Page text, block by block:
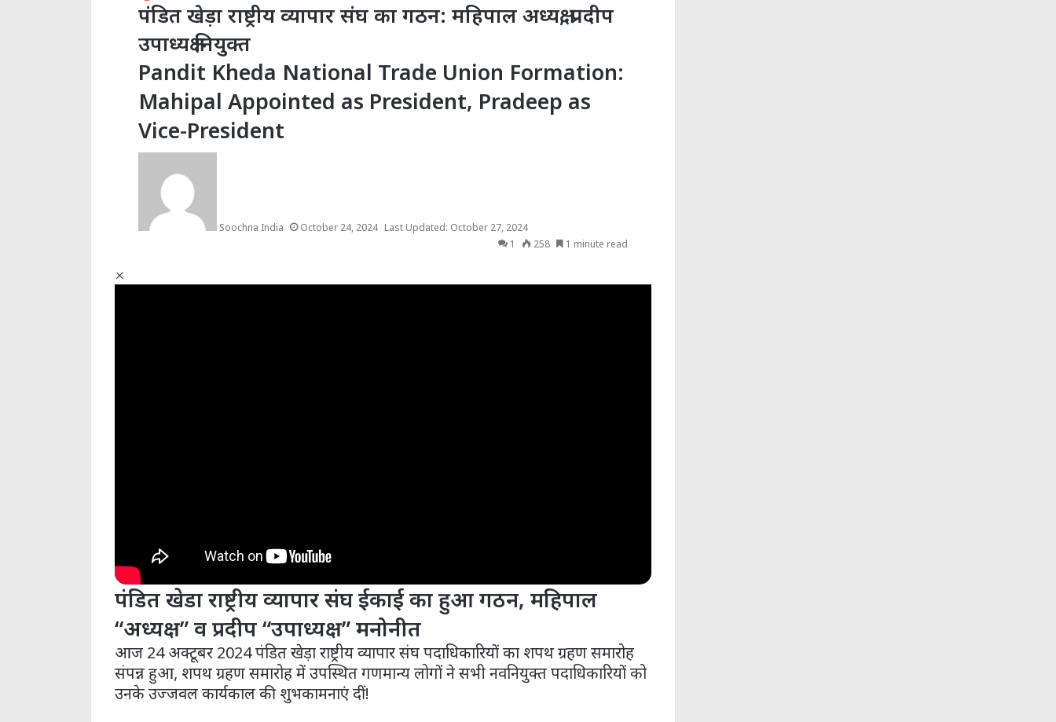
पंडित खेड़ा राष्ट्रीय व्यापार संघ का गठन: महिपाल अध्यक्ष, प्रदीप
उपाध्यक्ष नियुक्त
Pandit Kheda National Trade Union Formation:
Mahipal Appointed as President, Pradeep as
Vice-President
Soochna India October 24, 2024 Last Updated: October 27, 2024
1
258 1 minute read
पंडित खेडा राष्ट्रीय व्यापार संघ ईकाई का हुआ गठन, महिपाल
“अध्यक्ष” व प्रदीप “उपाध्यक्ष” मनोनीत
आज 24 अक्टूबर 2024 पंडित खेड़ा राष्ट्रीय व्यापार संघ पदाधिकारियों का शपथ ग्रहण समारोह
संपन्न हुआ, शपथ ग्रहण समारोह में उपस्थित गणमान्य लोगों ने सभी नवनियुक्त पदाधिकारियों को
उनके उज्जवल कार्यकाल की शुभकामनाएं दीं!